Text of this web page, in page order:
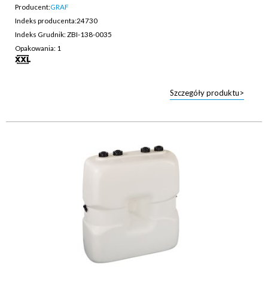
Producent:GRAF
Indeks producenta:24730
Indeks Grudnik: ZBI-138-0035
Opakowania: 1
Szczegóły produktu>